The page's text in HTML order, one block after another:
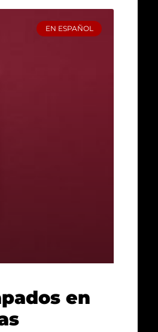
EN ESPAÑOL
en